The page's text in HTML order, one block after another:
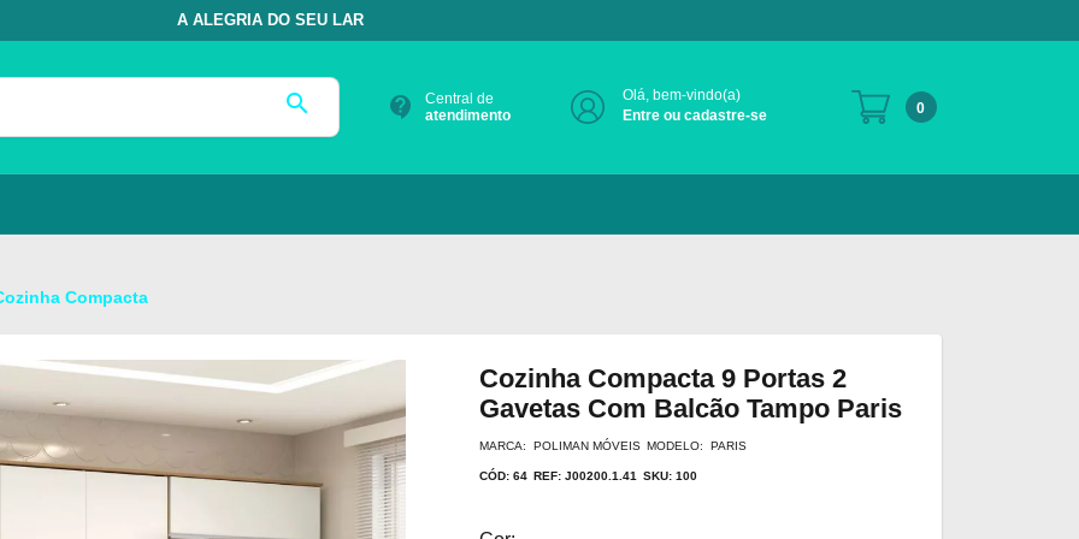
A ALEGRIA DO SEU LAR
search contact_support
Central de
atendimento
Olá, bem-vindo(a)
Entre ou cadastre-se
0
Compacta
Cozinha Compacta 9 Portas 2
Gavetas Com Balcão Tampo Paris
MARCA: POLIMAN MÓVEIS MODELO: PARIS
CÓD: 64 REF: J00200.1.41 SKU: 100